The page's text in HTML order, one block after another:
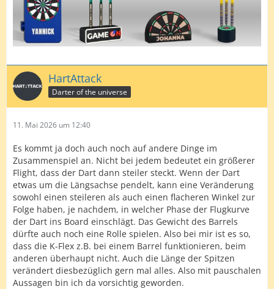
HartAttack
Darter of the universe
11. Mai 2026 um 12:40
Es kommt ja doch auch noch auf andere Dinge im
Zusammenspiel an. Nicht bei jedem bedeutet ein größerer
Flight, dass der Dart dann steiler steckt. Wenn der Dart
etwas um die Längsachse pendelt, kann eine Veränderung
sowohl einen steileren als auch einen flacheren Winkel zur
Folge haben, je nachdem, in welcher Phase der Flugkurve
der Dart ins Board einschlägt. Das Gewicht des Barrels
dürfte auch noch eine Rolle spielen. Also bei mir ist es so,
dass die K-Flex z.B. bei einem Barrel funktionieren, beim
anderen überhaupt nicht. Auch die Länge der Spitzen
verändert diesbezüglich gern mal alles. Also mit pauschalen
Aussagen bin ich da vorsichtig geworden.